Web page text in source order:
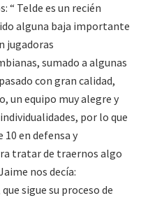
“ Telde es un recién
alguna baja importante
jugadoras
sumado a algunas
con gran calidad,
un equipo muy alegre y
por lo que
en defensa y
tratar de traernos algo
nos decía:
sigue su proceso de